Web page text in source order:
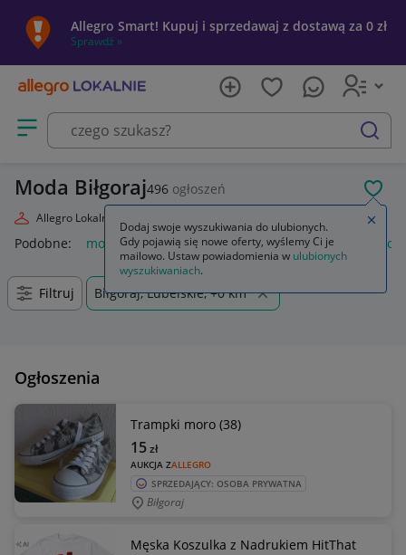
Allegro Smart! Kupuj i sprzedawaj z dostawą za 0 zł
Sprawdź »
Otwórz menu z kategoriami
szukaj
Moda Biłgoraj496 ogłoszeń
Allegro Lokalnie
Podobne: moda markowa moda 2026 moda damska
Filtruj Biłgoraj, Lubelskie, +0 km
Ogłoszenia
Trampki moro (38)
AUKCJA ZALLEGRO
15zł
SPRZEDAJĄCY: OSOBA PRYWATNA
Biłgoraj
Męska Koszulka z Nadrukiem HitThat
Dodaj swoje wyszukiwania do ulubionych.
Gdy pojawią się nowe oferty, wyślemy Ci je
mailowo. Ustaw powiadomienia w ulubionych
wyszukiwaniach.